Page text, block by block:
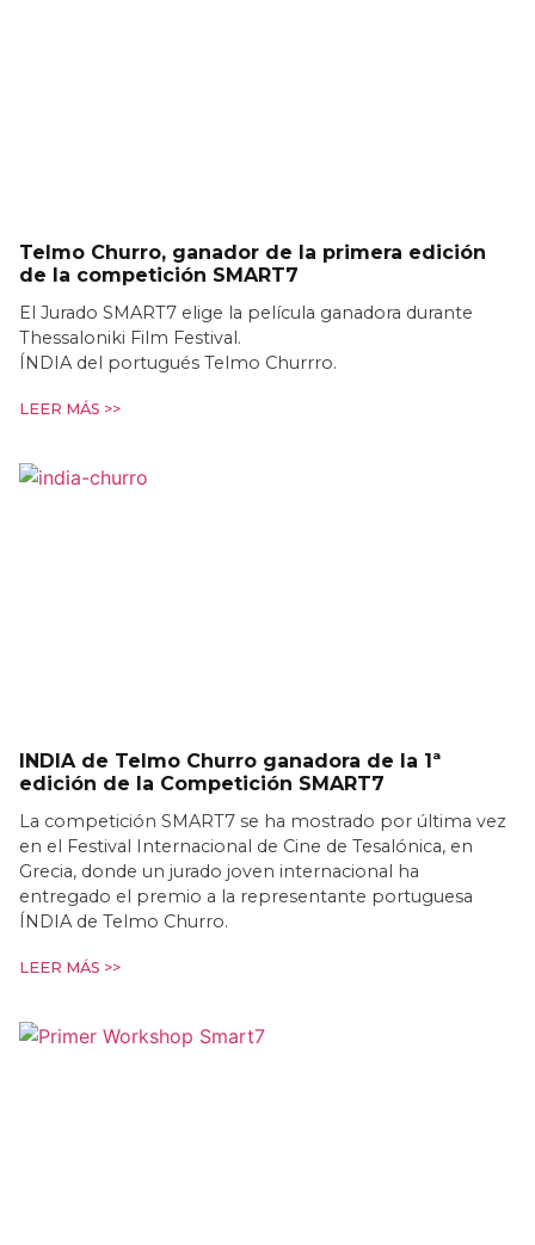
Telmo Churro, ganador de la primera edición
de la competición SMART7
El Jurado SMART7 elige la película ganadora durante
Thessaloniki Film Festival.
ÍNDIA del portugués Telmo Churrro.
LEER MÁS >>
INDIA de Telmo Churro ganadora de la 1ª
edición de la Competición SMART7
La competición SMART7 se ha mostrado por última vez
en el Festival Internacional de Cine de Tesalónica, en
Grecia, donde un jurado joven internacional ha
entregado el premio a la representante portuguesa
ÍNDIA de Telmo Churro.
LEER MÁS >>